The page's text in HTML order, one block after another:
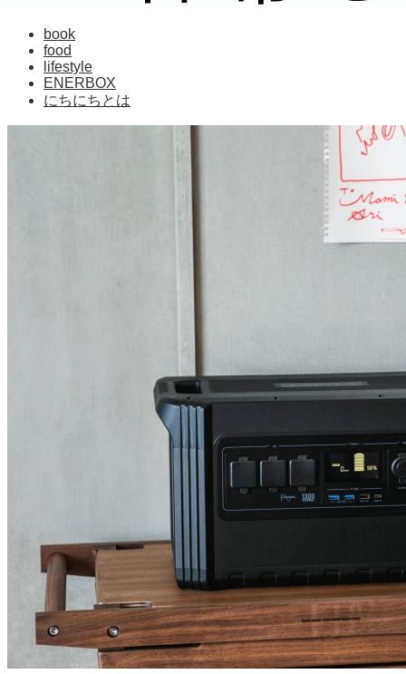
book
food
lifestyle
ENERBOX
にちにちとは